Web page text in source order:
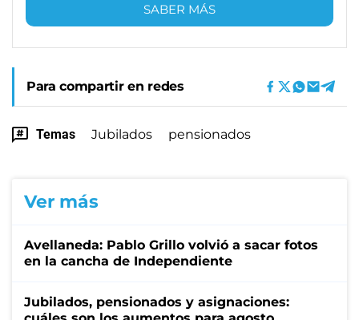
SABER MÁS
Para compartir en redes
Temas Jubilados pensionados
Ver más
Avellaneda: Pablo Grillo volvió a sacar fotos
en la cancha de Independiente
Jubilados, pensionados y asignaciones: